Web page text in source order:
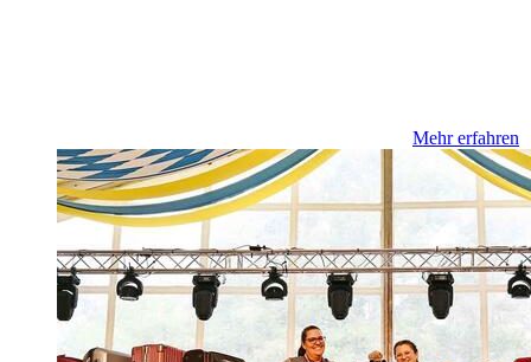
Mehr erfahren